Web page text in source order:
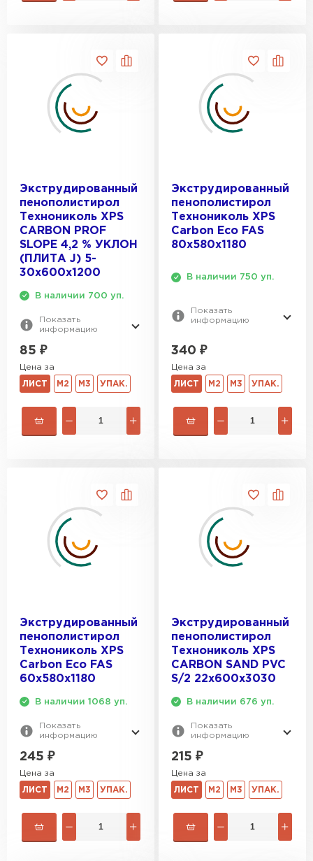
Экструдированный
пенополистирол
Технониколь XPS
CARBON PROF
SLOPE 4,2 % УКЛОН
(ПЛИТА J) 5-
30х600х1200
В наличии 700 уп.
Показать
информацию
85 ₽
Цена за
ЛИСТ М2 М3 УПАК.
Экструдированный
пенополистирол
Технониколь XPS
Carbon Eco FAS
80х580х1180
В наличии 750 уп.
Показать
информацию
340 ₽
Цена за
ЛИСТ М2 М3 УПАК.
Экструдированный
пенополистирол
Технониколь XPS
Carbon Eco FAS
60х580х1180
В наличии 1068 уп.
Показать
информацию
245 ₽
Цена за
ЛИСТ М2 М3 УПАК.
Экструдированный
пенополистирол
Технониколь XPS
CARBON SAND PVC
S/2 22х600х3030
В наличии 676 уп.
Показать
информацию
215 ₽
Цена за
ЛИСТ М2 М3 УПАК.